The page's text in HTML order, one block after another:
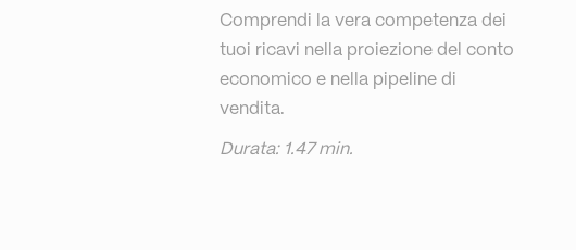
Comprendi la vera competenza dei
tuoi ricavi nella proiezione del conto
economico e nella pipeline di
vendita.
Durata: 1.47 min.